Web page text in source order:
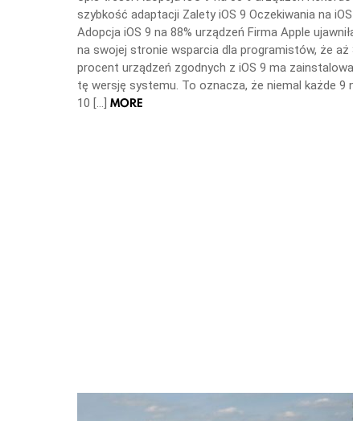
szybkość adaptacji Zalety iOS 9 Oczekiwania na
Adopcja iOS 9 na 88% urządzeń Firma Apple
na swojej stronie wsparcia dla programistów, że aż
procent urządzeń zgodnych z iOS 9 ma
tę wersję systemu. To oznacza, że niemal każde 9
10 […] MORE